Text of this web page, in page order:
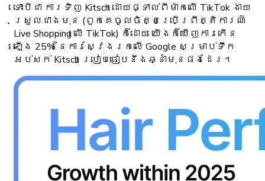
ទោះបីជា ការទិញ Kitsch ដោយផ្ទាល់ពីម៉ាកលើ TikTok ងាយ
ស្រួលជាងមុន (ពួកគេចូលចិត្តប្រើព្រឹត្តិការណ៍
Live Shopping លើ TikTok) ក៏ដោយ យើងក៏ឃើញការកើន
ឡើង 25% នៃការស្វែងរកលើ Google សម្រាប់ទឹក
អប់សក់ Kitsch ប្រៀបធៀបនឹងឆ្នាំមុនផងដែរ។